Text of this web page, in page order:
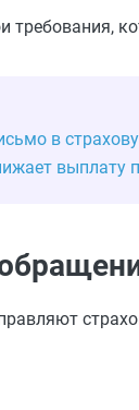
требования,
в
выплату